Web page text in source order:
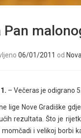
06/01/2011 od
– Večeras je odigrano
lige Nove Gradiške
rezultata. Što je
i velikoj borbi